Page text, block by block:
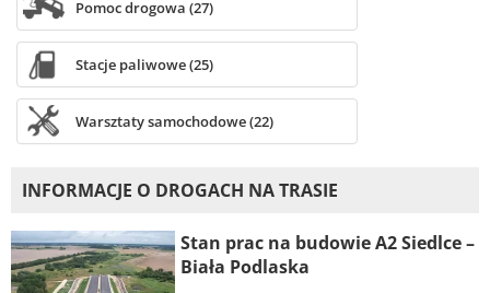
Pomoc drogowa (27)
Stacje paliwowe (25)
Warsztaty samochodowe (22)
INFORMACJE O DROGACH NA TRASIE
Stan prac na budowie A2 Siedlce –
Biała Podlaska